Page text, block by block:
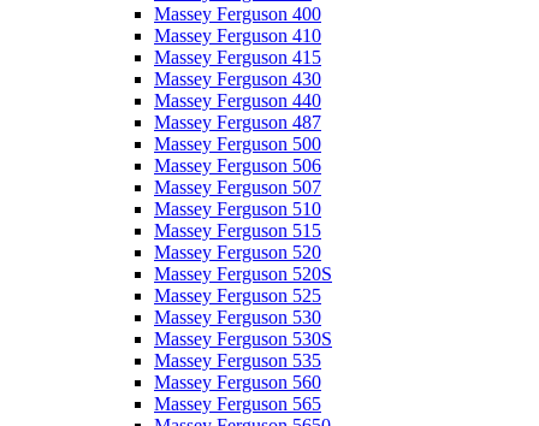
Massey Ferguson 400
Massey Ferguson 410
Massey Ferguson 415
Massey Ferguson 430
Massey Ferguson 440
Massey Ferguson 487
Massey Ferguson 500
Massey Ferguson 506
Massey Ferguson 507
Massey Ferguson 510
Massey Ferguson 515
Massey Ferguson 520
Massey Ferguson 520S
Massey Ferguson 525
Massey Ferguson 530
Massey Ferguson 530S
Massey Ferguson 535
Massey Ferguson 560
Massey Ferguson 565